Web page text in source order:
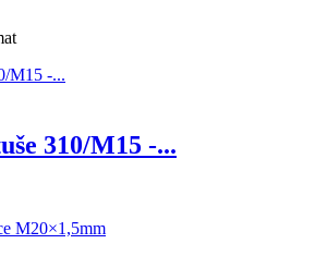
310/M15 -...